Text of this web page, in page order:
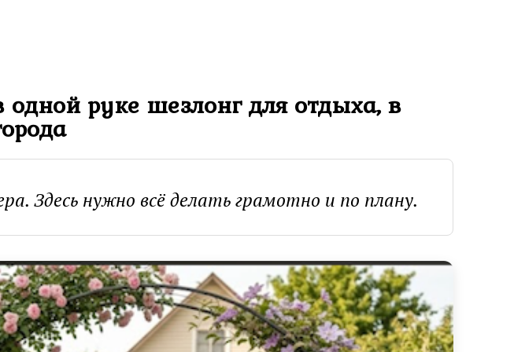
одной руке шезлонг для отдыха, в
Здесь нужно всё делать грамотно и по плану.